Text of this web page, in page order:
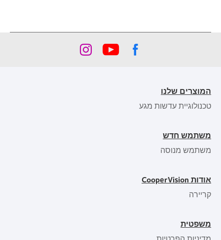
המוצרים שלנו
טכנולוגיית עדשות מגע
משתמש חדש
משתמש מנוסה
אודות CooperVision
קריירה
משפטית